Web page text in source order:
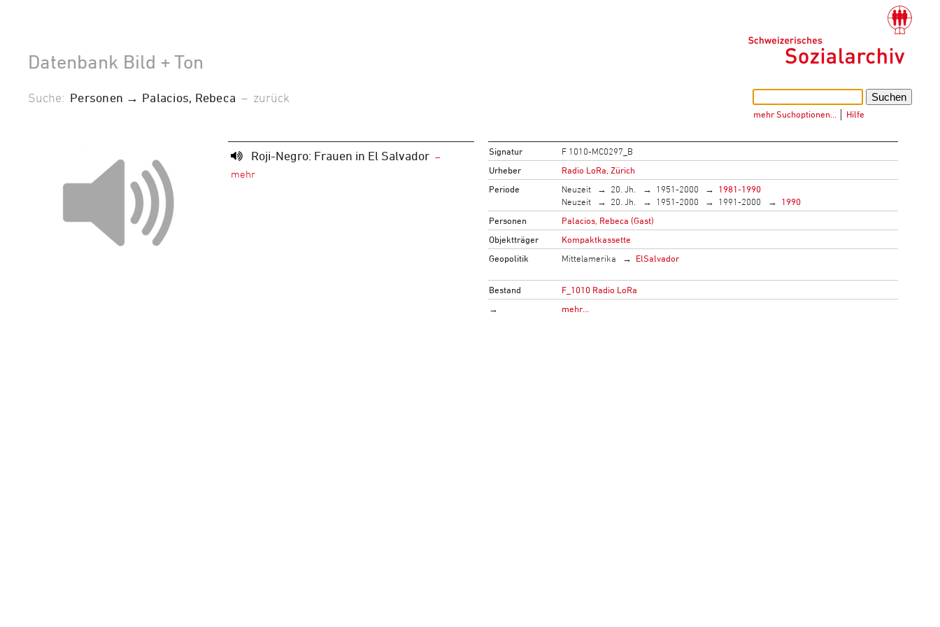
Datenbank Bild + Ton
mehr Suchoptionen… Hilfe
Suche: Personen → Palacios, Rebeca – zurück
Roji-Negro: Frauen in El Salvador Signatur
F 1010-MC0297_B
Urheber
Radio LoRa, Zürich
Periode
Neuzeit 20. Jh. 1951-2000
1981-1990
Neuzeit
20. Jh. 1951-2000 1991-2000
1990
Personen
Palacios, Rebeca (Gast)
Objektträger
Kompaktkassette
Geopolitik
Mittelamerika ElSalvador
Bestand
F_1010 Radio LoRa
→
mehr…